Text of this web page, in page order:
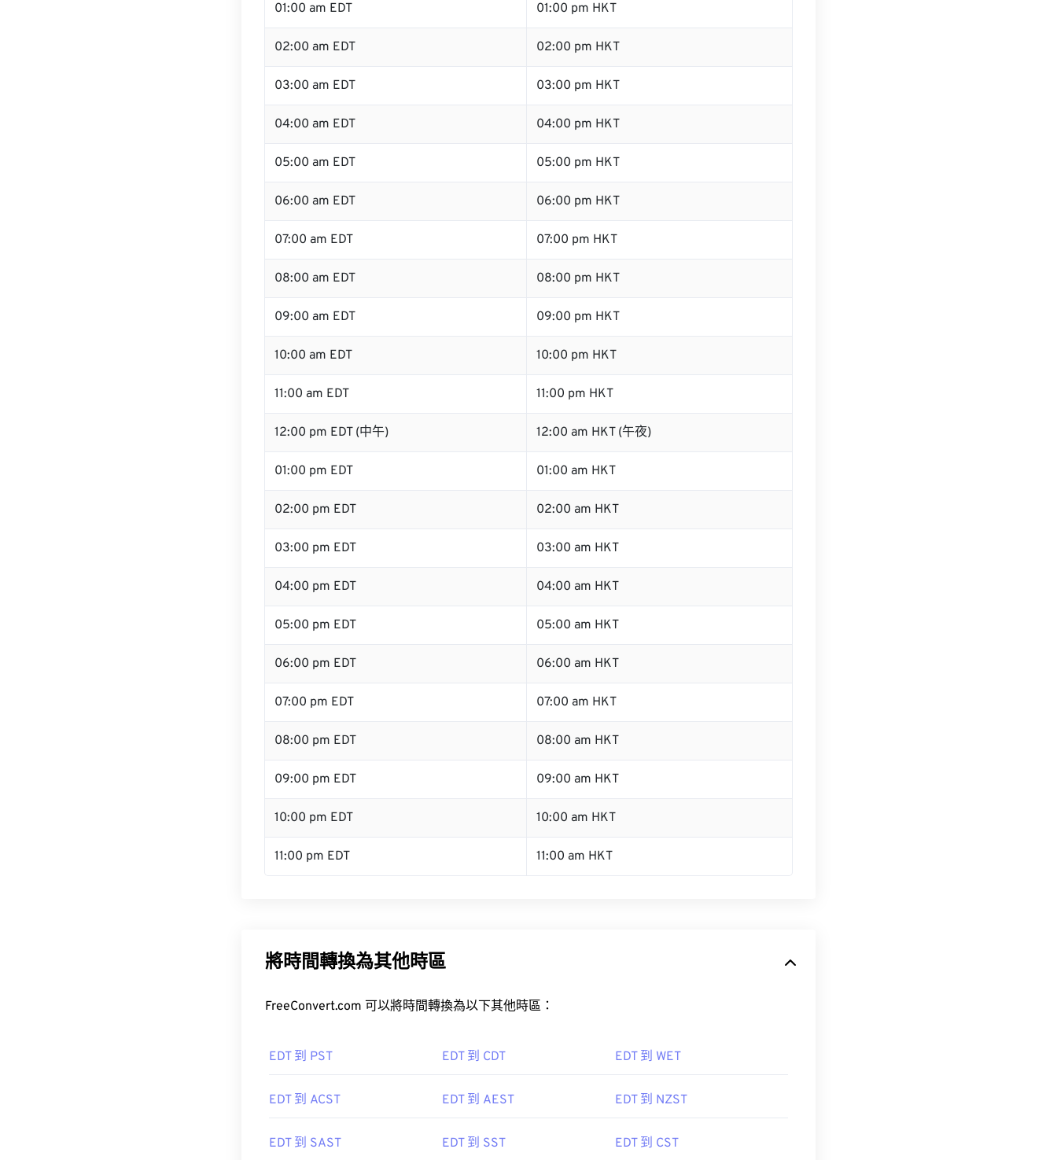
01:00 am EDT 01:00 pm HKT
02:00 am EDT 02:00 pm HKT
03:00 am EDT 03:00 pm HKT
04:00 am EDT 04:00 pm HKT
05:00 am EDT 05:00 pm HKT
06:00 am EDT 06:00 pm HKT
07:00 am EDT 07:00 pm HKT
08:00 am EDT 08:00 pm HKT
09:00 am EDT 09:00 pm HKT
10:00 am EDT 10:00 pm HKT
11:00 am EDT 11:00 pm HKT
12:00 pm EDT (中午) 12:00 am HKT (午夜)
01:00 pm EDT 01:00 am HKT
02:00 pm EDT 02:00 am HKT
03:00 pm EDT 03:00 am HKT
04:00 pm EDT 04:00 am HKT
05:00 pm EDT 05:00 am HKT
06:00 pm EDT 06:00 am HKT
07:00 pm EDT 07:00 am HKT
08:00 pm EDT 08:00 am HKT
09:00 pm EDT 09:00 am HKT
10:00 pm EDT 10:00 am HKT
11:00 pm EDT 11:00 am HKT
將時間轉換為其他時區
FreeConvert.com 可以將時間轉換為以下其他時區：
EDT 到 PST EDT 到 CDT EDT 到 WET
EDT 到 ACST EDT 到 AEST EDT 到 NZST
EDT 到 SAST EDT 到 SST EDT 到 CST